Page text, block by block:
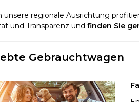
unsere regionale Ausrichtung
und Transparenz und finden Sie
Gebrauchtwagen